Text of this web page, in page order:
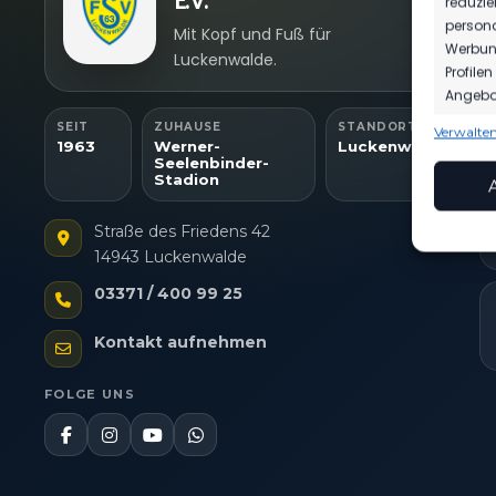
Ihre
Mit Kopf und Fuß für
Luckenwalde.
SEIT
1963
ZUHAUSE
Werner-
Seelenbinder-
Stadion
STANDORT
Luckenwalde
Straße des Friedens 42
14943 Luckenwalde
03371 / 400 99 25
Kontakt aufnehmen
FOLGE UNS